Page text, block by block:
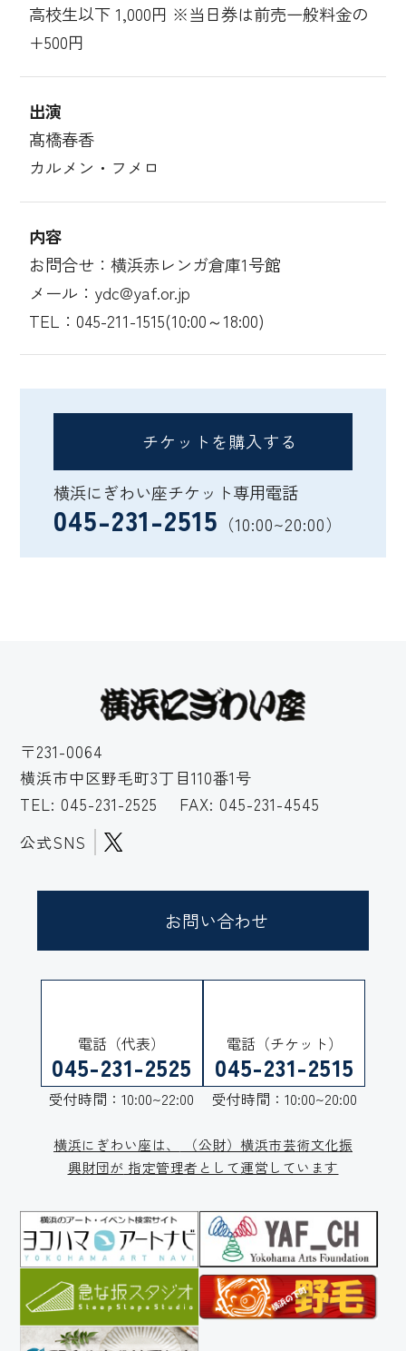
高校生以下 1,000円 ※当日券は前売一般料金の
+500円
出演
髙橋春香
カルメン・フメロ
内容
お問合せ：横浜赤レンガ倉庫1号館
メール：ydc@yaf.or.jp
TEL：045-211-1515(10:00～18:00)
チケットを購入する
横浜にぎわい座チケット専用電話
045-231-2515 （10:00~20:00）
〒231-0064
横浜市中区野毛町3丁目110番1号
TEL: 045-231-2525
FAX: 045-231-4545
公式SNS
お問い合わせ
電話（代表）
045-231-2525
受付時間：10:00~22:00
電話（チケット）
045-231-2515
受付時間：10:00~20:00
横浜にぎわい座は、
（公財）横浜市芸術文化振
興財団が 指定管理者として運営しています